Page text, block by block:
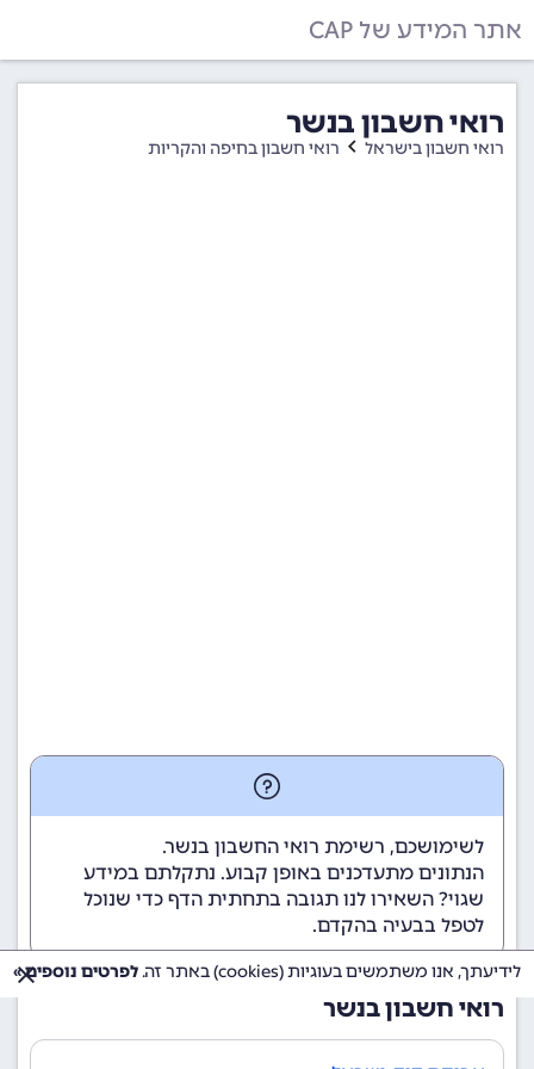
אתר המידע של CAP
רואי חשבון בנשר
רואי חשבון בישראל רואי חשבון בחיפה והקריות
לשימושכם, רשימת רואי החשבון בנשר.
הנתונים מתעדכנים באופן קבוע. נתקלתם במידע
שגוי? השאירו לנו תגובה בתחתית הדף כדי שנוכל
לטפל בבעיה בהקדם.
רואי חשבון בנשר
לידיעתך, אנו משתמשים בעוגיות (cookies) באתר זה. לפרטים נוספים »